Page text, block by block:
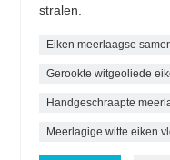
stralen.
Eiken meerlaagse
Gerookte witgeoliede
Handgeschraapte
Meerlagige witte eiken